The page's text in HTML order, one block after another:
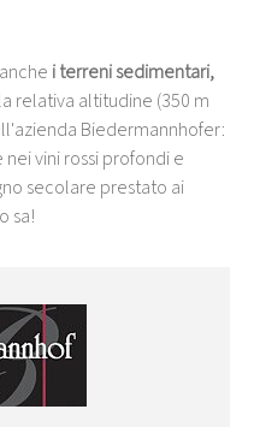
i terreni sedimentari,
relativa altitudine (350 m
Biedermannhofer:
vini rossi profondi e
secolare prestato ai
sa!